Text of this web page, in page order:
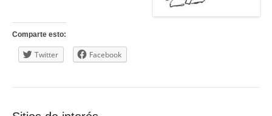
Comparte esto:
Twitter Facebook